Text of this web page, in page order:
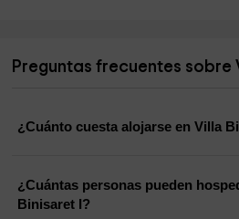
Preguntas frecuentes sobre
¿Cuánto cuesta alojarse en Villa
¿Cuántas personas pueden
Binisaret I?